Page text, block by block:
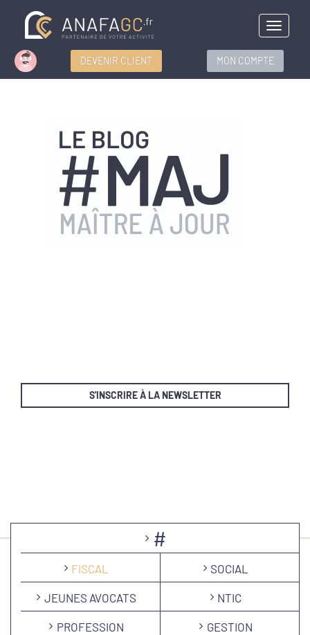
Menu
DEVENIR CLIENT MON COMPTE
S'INSCRIRE À LA NEWSLETTER
#
FISCAL SOCIAL
JEUNES AVOCATS NTIC
PROFESSION GESTION